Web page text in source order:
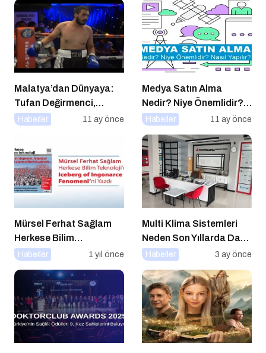
Malatya’dan Dünyaya:
Tufan Değirmenci,
Fethiye’de Ringe Çıkıyor
Haberler 11 ay önce
Medya Satın Alma
Nedir? Niye Önemlidir?
Medya Satın Alma Nasıl
Haberler 11 ay önce
Mürsel Ferhat Sağlam
Herkese Bilim
Teknoloji’de “Iceberg of
Yazdı
Haberler 1 yıl önce
Multi Klima Sistemleri
Neden Son Yıllarda Daha
Fazla Tercih Ediliyor?
Haberler 3 ay önce